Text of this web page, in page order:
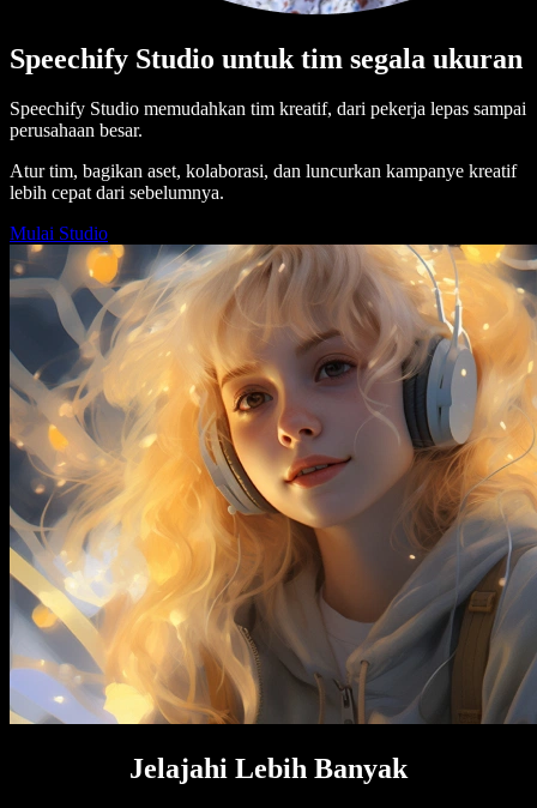
Speechify Studio untuk tim segala ukuran
Speechify Studio memudahkan tim kreatif, dari pekerja lepas sampai
perusahaan besar.
Atur tim, bagikan aset, kolaborasi, dan luncurkan kampanye kreatif
lebih cepat dari sebelumnya.
Mulai Studio
Jelajahi Lebih Banyak